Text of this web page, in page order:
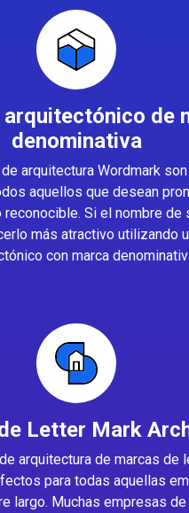
de
denominativa
arquitectura Wordmark son
aquellos que desean
Si el nombre de
más atractivo utilizando
con marca
Letter Mark
arquitectura de marcas de
para todas aquellas
largo. Muchas empresas